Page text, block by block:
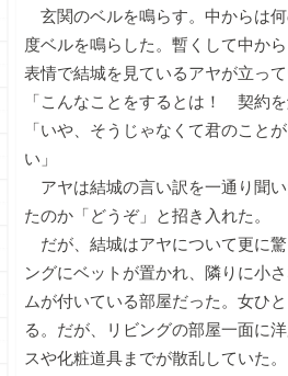
玄関のベルを鳴らす。中からは
度ベルを鳴らした。暫くして中か
表情で結城を見ているアヤが立って
「こんなことをするとは！ 契約を
「いや、そうじゃなくて君のこと
い」
アヤは結城の言い訳を一通り聞
たのか「どうぞ」と招き入れた。
だが、結城はアヤについて更に
ングにベットが置かれ、隣りに小
ムが付いている部屋だった。女ひ
る。だが、リビングの部屋一面に
スや化粧道具までが散乱していた